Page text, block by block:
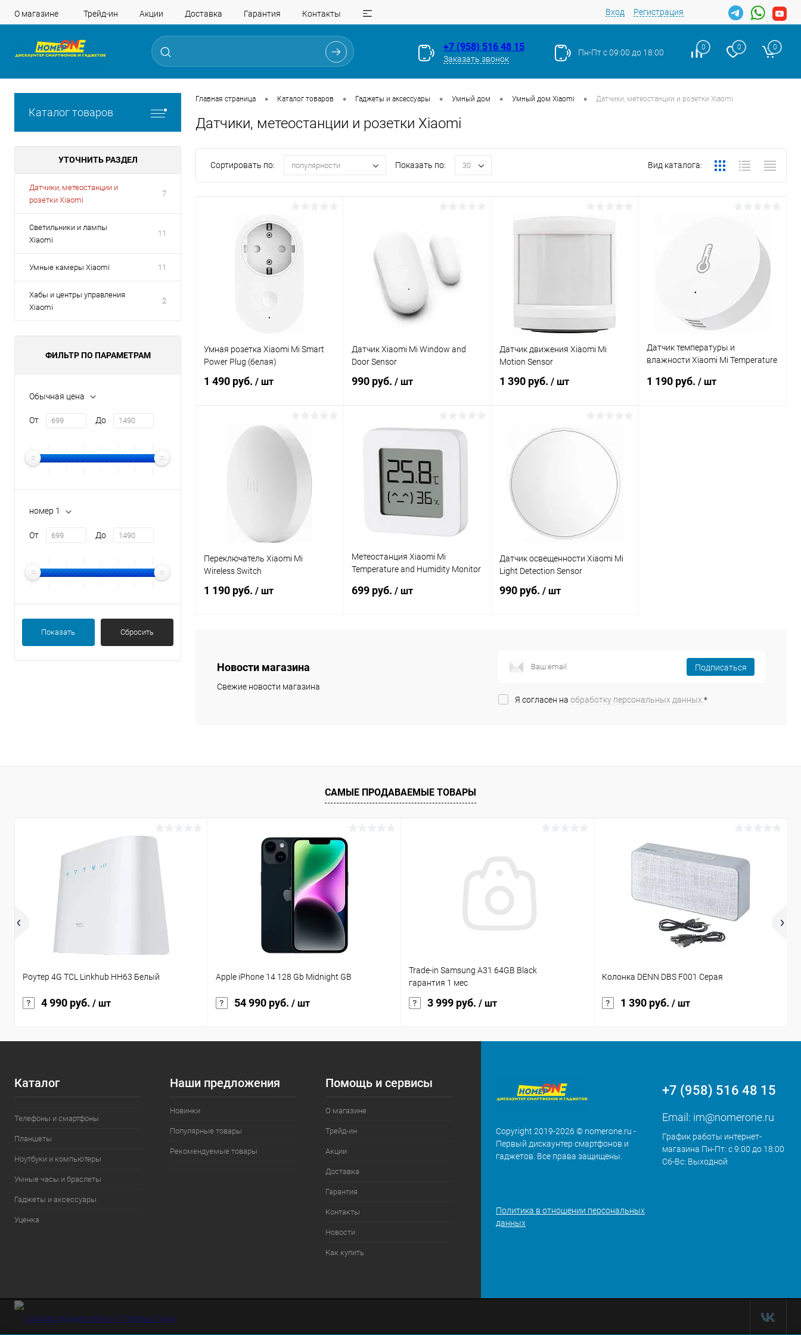
О магазине Трейд-ин Акции Доставка Гарантия Контакты Вход Регистрация
+7 (958) 516 48 15
Заказать звонок
Пн-Пт с 09:00 до 18:00
0 0 0
Каталог товаров
УТОЧНИТЬ РАЗДЕЛ
Датчики, метеостанции и
розетки Xiaomi
7
Светильники и лампы
Xiaomi
11
Умные камеры Xiaomi 11
Хабы и центры управления
Xiaomi
2
ФИЛЬТР ПО ПАРАМЕТРАМ
Обычная цена
От До
номер 1
От До
Показать Сбросить
Главная страница • Каталог товаров • Гаджеты и аксессуары • Умный дом • Умный дом Xiaomi • Датчики, метеостанции и розетки Xiaomi
Датчики, метеостанции и розетки Xiaomi
Сортировать по: популярности Показать по: 30 Вид каталога:
Умная розетка Xiaomi Mi Smart
Power Plug (белая)
1 490 руб. / шт
В корзину
Сравнение
В избранное
Датчик Xiaomi Mi Window and
Door Sensor
990 руб. / шт
В корзину
В избранное В наличии
Датчик движения Xiaomi Mi
Motion Sensor
1 390 руб. / шт
В корзину
Сравнение
В наличии
Датчик температуры и
влажности Xiaomi Mi Temperature
1 190 руб./ шт
Переключатель Xiaomi Mi
Wireless Switch
1 190 руб. / шт
Сравнение
В избранное В наличии
Метеостанция Xiaomi Mi
Temperature and Humidity Monitor
699 руб. / шт
Датчик освещенности Xiaomi Mi
Light Detection Sensor
990 руб. / шт
Новости магазина
Свежие новости магазина
Подписаться
Я согласен на обработку персональных данных. *
САМЫЕ ПРОДАВАЕМЫЕ ТОВАРЫ
Роутер 4G TCL Linkhub HH63 Белый
4 990 руб. / шт
Apple iPhone 14 128 Gb Midnight GB
54 990 руб. / шт
Trade-in Samsung A31 64GB Black
гарантия 1 мес
3 999 руб. / шт
Колонка DENN DBS F001 Серая
1 390 руб. / шт
Каталог
Телефоны и смартфоны
Планшеты
Ноутбуки и компьютеры
Умные часы и браслеты
Гаджеты и аксессуары
Уценка
Наши предложения
Новинки
Популярные товары
Рекомендуемые товары
Помощь и сервисы
О магазине
Трейд-ин
Акции
Доставка
Гарантия
Контакты
Новости
Как купить
Copyright 2019-2026 © nomerone.ru -
Первый дискаунтер смартфонов и
гаджетов. Все права защищены.
Политика в отношении персональных
данных
+7 (958) 516 48 15
Email: im@nomerone.ru
График работы интернет-
магазина Пн-Пт: с 9:00 до 18:00
Сб-Вс: Выходной